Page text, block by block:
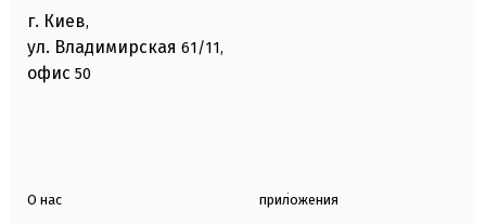
г. Киев,
ул. Владимирская 61/11,
офис 50
О нас приложения